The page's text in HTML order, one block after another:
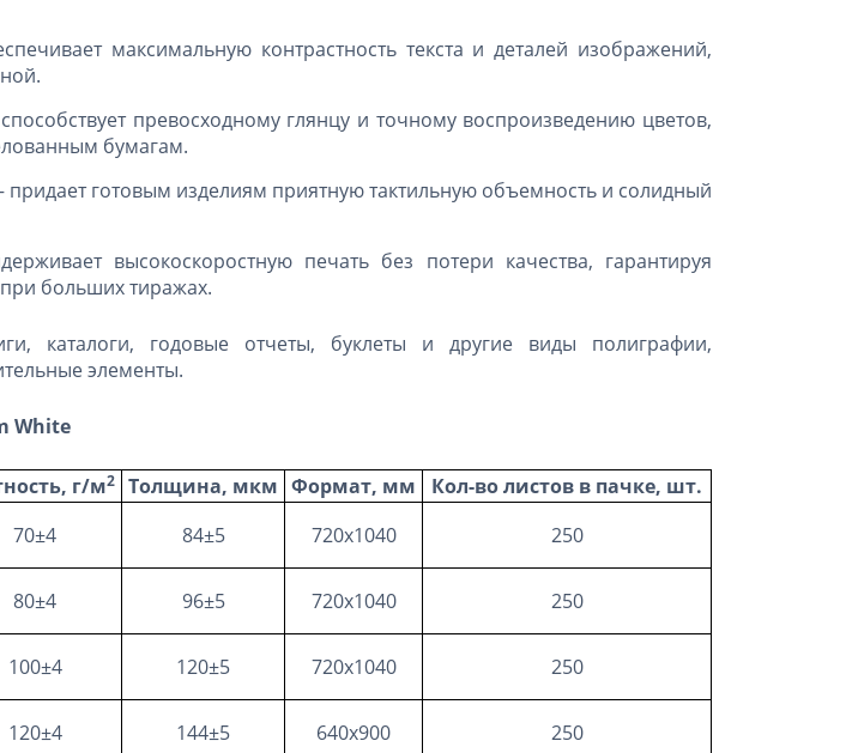
максимальную контрастность текста и деталей изображений,
превосходному глянцу и точному воспроизведению цветов,
бумагам.
придает готовым изделиям приятную тактильную объемность и солидный
высокоскоростную печать без потери качества, гарантируя
при больших тиражах.
каталоги, годовые отчеты, буклеты и другие виды полиграфии,
элементы.
White
г/м2 Толщина, мкм Формат, мм
Кол-во листов в пачке, шт.
70±4 84±5 720х1040 250
80±4 96±5 720х1040 250
100±4 120±5 720х1040 250
120±4 144±5 640х900 250